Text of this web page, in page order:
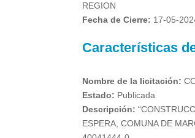
REGION
Fecha de Cierre: 17-05-
Características
Nombre de la licitación:
Estado: Publicada
Descripción:
ESPERA, COMUNA DE